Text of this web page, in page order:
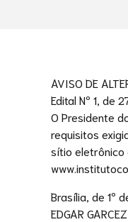
AVISO DE
Edital Nº 1, de
O Presidente
requisitos
sítio eletrônico
Brasília, de 1º
EDGAR